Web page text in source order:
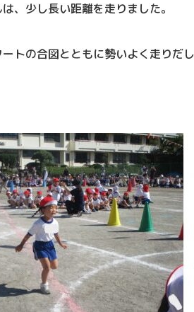
、少し長い距離を走りました。
トの合図とともに勢いよく走りだ